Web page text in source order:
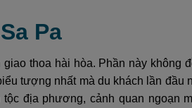
Pa
thoa hài hòa. Phần này không
tượng nhất mà du khách lần đầu
địa phương, cảnh quan ngoạn